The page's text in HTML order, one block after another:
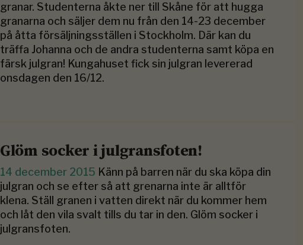
granar. Studenterna åkte ner till Skåne för att hugga
granarna och säljer dem nu från den 14-23 december
på åtta försäljningsställen i Stockholm. Där kan du
träffa Johanna och de andra studenterna samt köpa en
färsk julgran! Kungahuset fick sin julgran levererad
onsdagen den 16/12.
Glöm socker i julgransfoten!
14 december 2015 Känn på barren när du ska köpa din
julgran och se efter så att grenarna inte är alltför
klena. Ställ granen i vatten direkt när du kommer hem
och låt den vila svalt tills du tar in den. Glöm socker i
julgransfoten.